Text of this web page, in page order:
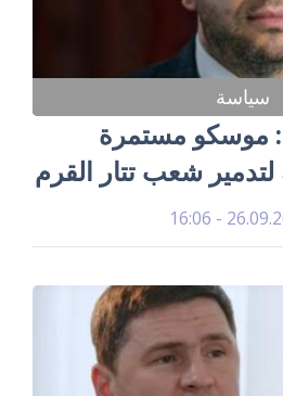
سياسة
موسكو مستمرة
لتدمير شعب تتار القرم
26.09.2022